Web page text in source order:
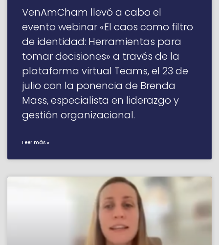
VenAmCham llevó a cabo el
evento webinar «El caos como filtro
de identidad: Herramientas para
tomar decisiones» a través de la
plataforma virtual Teams, el 23 de
julio con la ponencia de Brenda
Mass, especialista en liderazgo y
gestión organizacional.
Leer más »